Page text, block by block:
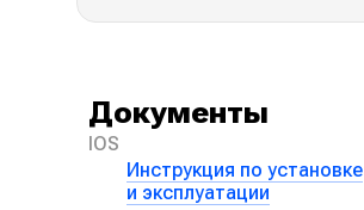
Документы
IOS
Инструкция по установке
и эксплуатации